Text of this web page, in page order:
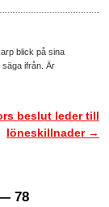
blick på sina
ifrån. Är
beslut leder till
löneskillnader →
78